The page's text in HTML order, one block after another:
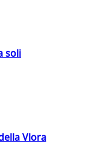
soli
Vlora